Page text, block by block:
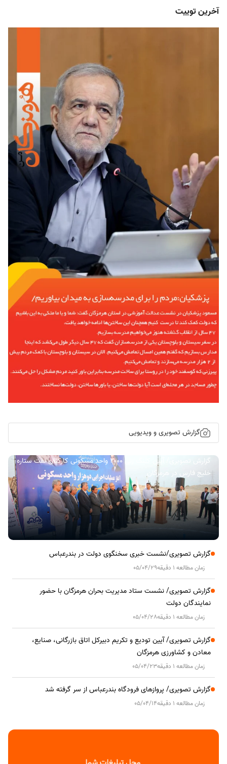
آخرین توییت
گزارش تصویری و ویدیویی
گزارش تصویری/ آیین کلنگ زنی ۲۰۰۰ واحد مسکونی کارکنان نفت ستاره
خلیج فارس در هرمزگان
گزارش تصویری/نشست خبری سخنگوی دولت در بندرعباس
زمان مطالعه 1 دقیقه 05/04/29
گزارش تصویری/ نشست ستاد مدیریت بحران هرمزگان با حضور
نمایندگان دولت
زمان مطالعه 1 دقیقه 05/04/28
گزارش تصویری/ آیین تودیع و تکریم دبیرکل اتاق بازرگانی، صنایع،
معادن و کشاورزی هرمزگان
زمان مطالعه 1 دقیقه 05/04/23
گزارش تصویری/ پروازهای فرودگاه بندرعباس از سر گرفته شد
زمان مطالعه 1 دقیقه 05/04/14